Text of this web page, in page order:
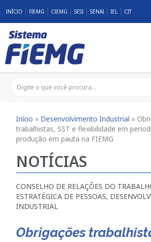
INÍCIO FIEMG CIEMG SESI SENAI IEL CIT
Início » Desenvolvimento Industrial »
trabalhistas, SST e flexibilidade em
produção em pauta na FIEMG
NOTÍCIAS
CONSELHO DE RELAÇÕES DO
ESTRATÉGICA DE PESSOAS,
INDUSTRIAL
Obrigações